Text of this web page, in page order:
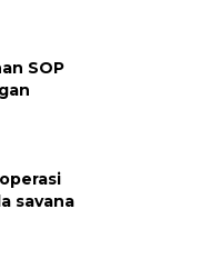
SOP
savana